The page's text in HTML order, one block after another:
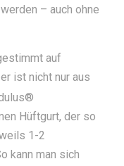
– auch ohne
auf
ist nicht nur aus
Hüftgurt, der so
1-2
kann man sich